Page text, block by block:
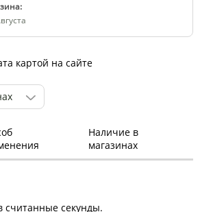
картой на сайте
Наличие в
магазинах
считанные секунды.